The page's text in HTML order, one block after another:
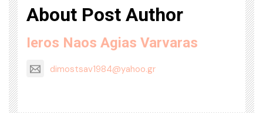
About Post Author
Ieros Naos Agias Varvaras
dimostsav1984@yahoo.gr